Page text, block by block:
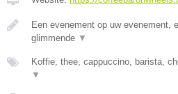
Een evenement op uw evenement,
glimmende ▼
Koffie, thee, cappuccino, barista,
▼